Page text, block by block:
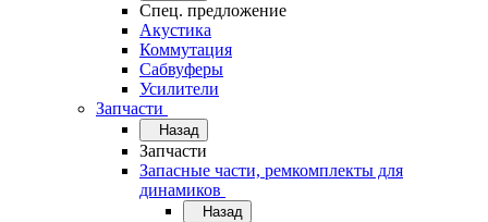
Спец. предложение
Акустика
Коммутация
Сабвуферы
Усилители
Запчасти
Назад
Запчасти
Запасные части, ремкомплекты для
динамиков
Назад